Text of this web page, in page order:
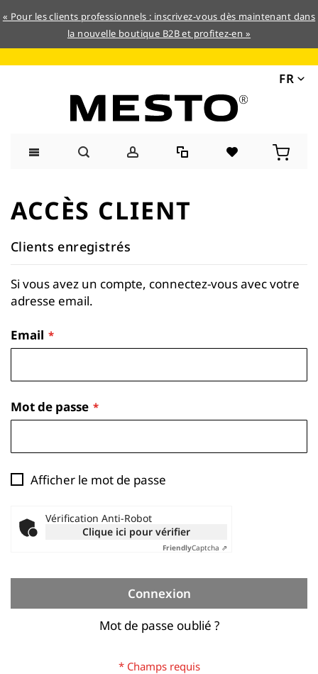
« Pour les clients professionnels : inscrivez-vous dès maintenant dans
la nouvelle boutique B2B et profitez-en »
FR
contenu
ACCÈS CLIENT
Clients enregistrés
Si vous avez un compte, connectez-vous avec votre
adresse email.
Email
Mot de passe
Afficher le mot de passe
Vérification Anti-Robot
Clique ici pour vérifier
FriendlyCaptcha ⇗
Connexion
Mot de passe oublié ?